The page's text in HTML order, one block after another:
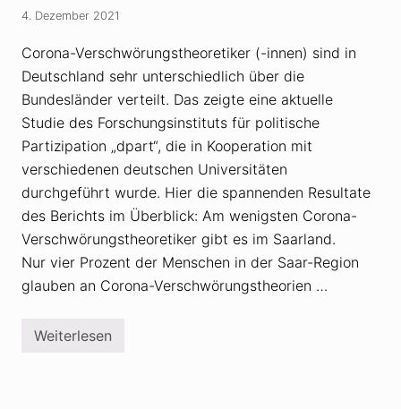
r
?
c
w
ö
r
u
n
g
s
t
h
e
o
r
i
n
D
i
k
u
s
s
o
n
u
m
m
p
f
p
l
i
b
4. Dezember 2021
Corona-Verschwörungstheoretiker (-innen) sind in
Deutschland sehr unterschiedlich über die
Bundesländer verteilt. Das zeigte eine aktuelle
Studie des Forschungsinstituts für politische
Partizipation „dpart“, die in Kooperation mit
verschiedenen deutschen Universitäten
durchgeführt wurde. Hier die spannenden Resultate
des Berichts im Überblick: Am wenigsten Corona-
Verschwörungstheoretiker gibt es im Saarland.
Nur vier Prozent der Menschen in der Saar-Region
glauben an Corona-Verschwörungstheorien …
Z
Weiterlesen